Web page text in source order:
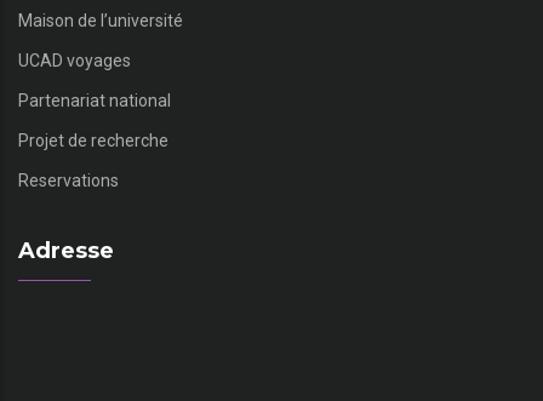
Maison de l’université
UCAD voyages
Partenariat national
Projet de recherche
Reservations
Adresse